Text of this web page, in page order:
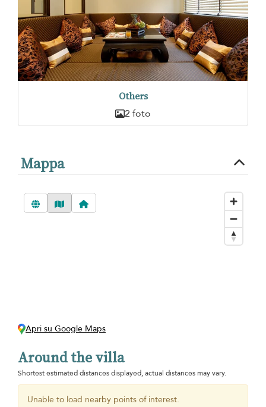
Others
2 foto
Mappa
Apri su Google Maps
Around the villa
Shortest estimated distances displayed, actual distances may vary.
Unable to load nearby points of interest.